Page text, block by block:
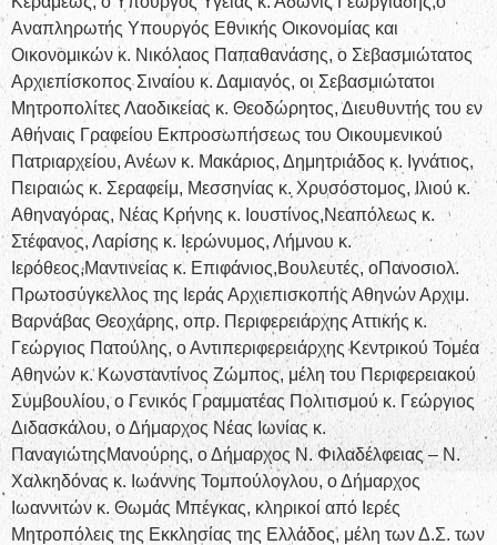
Αναπληρωτής Υπουργός Εθνικής Οικονομίας και
Οικονομικών κ. Νικόλαος Παπαθανάσης, ο Σεβασμιώτατος
Αρχιεπίσκοπος Σιναίου κ. Δαμιανός, οι Σεβασμιώτατοι
Μητροπολίτες Λαοδικείας κ. Θεοδώρητος, Διευθυντής του εν
Αθήναις Γραφείου Εκπροσωπήσεως του Οικουμενικού
Πατριαρχείου, Ανέων κ. Μακάριος, Δημητριάδος κ. Ιγνάτιος,
Πειραιώς κ. Σεραφείμ, Μεσσηνίας κ. Χρυσόστομος, Ιλιού κ.
Αθηναγόρας, Νέας Κρήνης κ. Ιουστίνος,Νεαπόλεως κ.
Στέφανος, Λαρίσης κ. Ιερώνυμος, Λήμνου κ.
Ιερόθεος,Μαντινείας κ. Επιφάνιος,Βουλευτές, οΠανοσιολ.
Πρωτοσύγκελλος της Ιεράς Αρχιεπισκοπής Αθηνών Αρχιμ.
Βαρνάβας Θεοχάρης, οπρ. Περιφερειάρχης Αττικής κ.
Γεώργιος Πατούλης, ο Αντιπεριφερειάρχης Κεντρικού Τομέα
Αθηνών κ. Κωνσταντίνος Ζώμπος, μέλη του Περιφερειακού
Συμβουλίου, ο Γενικός Γραμματέας Πολιτισμού κ. Γεώργιος
Διδασκάλου, ο Δήμαρχος Νέας Ιωνίας κ.
ΠαναγιώτηςΜανούρης, ο Δήμαρχος Ν. Φιλαδέλφειας – Ν.
Χαλκηδόνας κ. Ιωάννης Τομπούλογλου, ο Δήμαρχος
Ιωαννιτών κ. Θωμάς Μπέγκας, κληρικοί από Ιερές
Μητροπόλεις της Εκκλησίας της Ελλάδος, μέλη των Δ.Σ. των